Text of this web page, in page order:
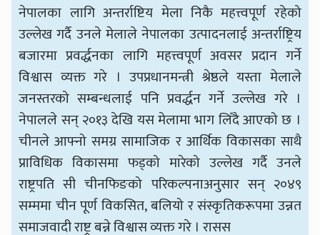
नेपालका लागि अन्तर्राष्टिय मेला निकै महत्त्वपूर्ण रहेको
उल्लेख गर्दै उनले मेलाले नेपालका उत्पादनलाई अन्तर्राष्ट्रिय
बजारमा प्रवर्द्धनका लागि महत्त्वपूर्ण अवसर प्रदान गर्ने
विश्वास व्यक्त गरे । उपप्रधानमन्त्री श्रेष्ठले यस्ता मेलाले
जनस्तरको सम्बन्धलाई पनि प्रवर्द्धन गर्ने उल्लेख गरे ।
नेपालले सन् २०१३ देखि यस मेलामा भाग लिँदै आएको छ ।
चीनले आफ्नो समग्र सामाजिक र आर्थिक विकासका साथै
प्राविधिक विकासमा फड्को मारेको उल्लेख गर्दै उनले
राष्ट्रपति सी चीनफिङको परिकल्पनाअनुसार सन् २०४९
सम्ममा चीन पूर्ण विकसित, बलियो र संस्कृतिकरूपमा उन्नत
समाजवादी राष्ट्र बन्ने विश्वास व्यक्त गरे । रासस